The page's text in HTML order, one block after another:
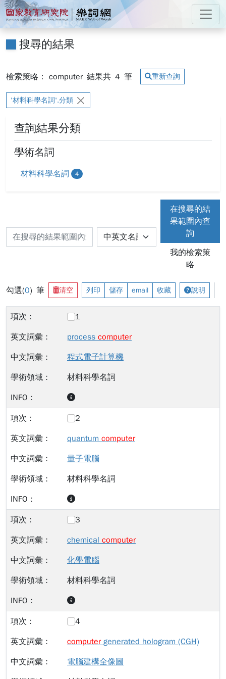
跳到主要內容
:::
國家教育研究院 樂詞網
搜尋的結果
檢索策略： computer 結果共 4 筆 重新查詢
'材料科學名詞'.分類
查詢結果分類
學術名詞
材料科學名詞 4
在搜尋的結
果範圍內查
詢
我的檢索策
略
勾選(0) 筆 清空 列印 儲存 email 收藏 說明
1
process computer
程式電子計算機
材料科學名詞
2
quantum computer
量子電腦
材料科學名詞
3
chemical computer
化學電腦
材料科學名詞
4
computergenerated hologram (CGH)
電腦建構全像圖